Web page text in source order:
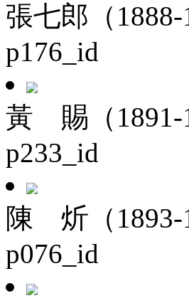
張七郎（1888-
p176_id
黃 賜（1891-
p233_id
陳 炘（1893-
p076_id